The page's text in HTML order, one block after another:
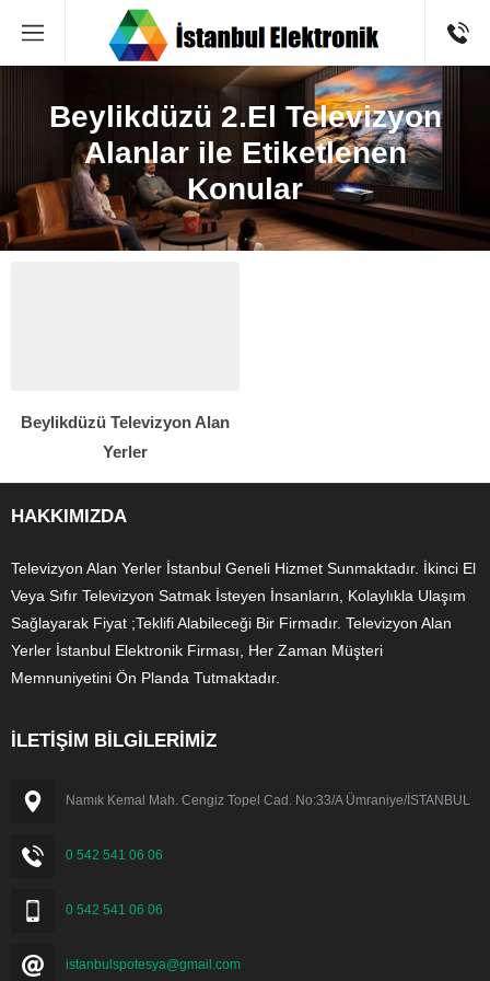
Beylikdüzü 2.El Televizyon
Alanlar ile Etiketlenen
Konular
Beylikdüzü Televizyon Alan
Yerler
HAKKIMIZDA
Televizyon Alan Yerler İstanbul Geneli Hizmet Sunmaktadır. İkinci El
Veya Sıfır Televizyon Satmak İsteyen İnsanların, Kolaylıkla Ulaşım
Sağlayarak Fiyat ;Teklifi Alabileceği Bir Firmadır. Televizyon Alan
Yerler İstanbul Elektronik Firması, Her Zaman Müşteri
Memnuniyetini Ön Planda Tutmaktadır.
İLETİŞİM BİLGİLERİMİZ
Namık Kemal Mah. Cengiz Topel Cad. No:33/A Ümraniye/İSTANBUL
0 542 541 06 06
0 542 541 06 06
istanbulspotesya@gmail.com